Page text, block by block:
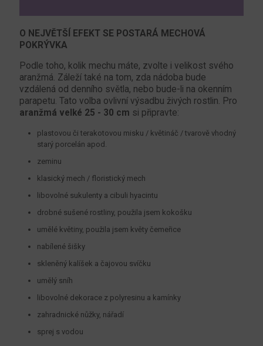
O NEJVĚTŠÍ EFEKT SE POSTARÁ MECHOVÁ
POKRÝVKA
Podle toho, kolik mechu máte, zvolte i velikost svého
aranžmá. Záleží také na tom, zda nádoba bude
vzdálená od denního světla, nebo bude-li na okenním
parapetu. Tato volba ovlivní výsadbu živých rostlin. Pro
aranžmá velké 25 - 30 cm si připravte:
plastovou či terakotovou misku / květináč / tvarově vhodný
starý porcelán apod.
zeminu
klasický mech / floristický mech
libovolné sukulenty a cibuli hyacintu
drobné sušené rostliny, použila jsem kokošku
umělé květiny, použila jsem květy čemeřice
nabílené šišky
skleněný kalíšek a čajovou svíčku
umělý sníh
libovolné dekorace z polyresinu a kamínky
zahradnické nůžky, nářadí
sprej s vodou